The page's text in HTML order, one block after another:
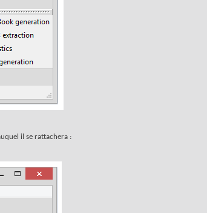
il se rattachera :